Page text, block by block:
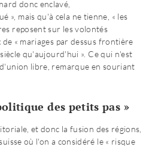
donc enclavé,
», mais qu'à cela ne tienne, « les
reposent sur les volontés
de « mariages par dessus frontière
qu'aujourd'hui ». Ce qui n'est
libre, remarque en souriant
des petits pas »
et donc la fusion des régions,
où l'on a considéré le « risque